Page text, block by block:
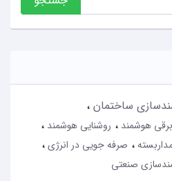
ساختمان
هوشمند
روشنایی هوشمند
صرفه جویی در انرژی
صنعتی